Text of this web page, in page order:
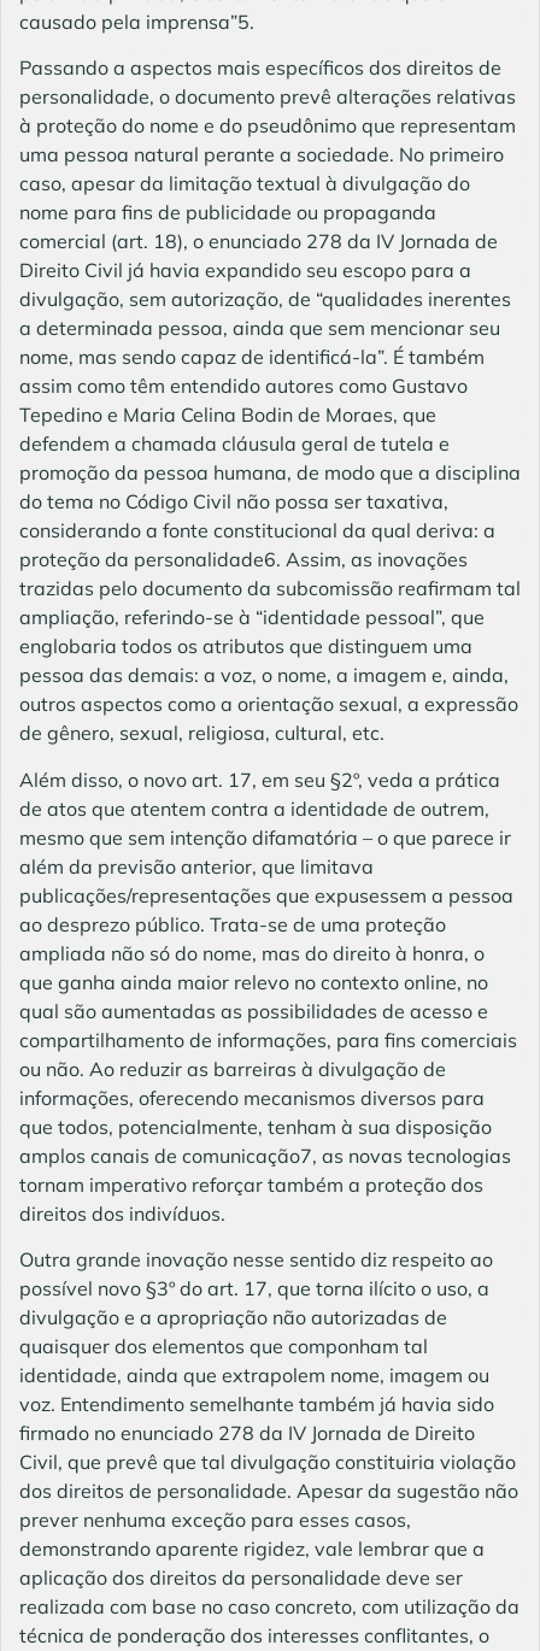
causado pela imprensa”5.
Passando a aspectos mais específicos dos direitos de
personalidade, o documento prevê alterações relativas
à proteção do nome e do pseudônimo que representam
uma pessoa natural perante a sociedade. No primeiro
caso, apesar da limitação textual à divulgação do
nome para fins de publicidade ou propaganda
comercial (art. 18), o enunciado 278 da IV Jornada de
Direito Civil já havia expandido seu escopo para a
divulgação, sem autorização, de “qualidades inerentes
a determinada pessoa, ainda que sem mencionar seu
nome, mas sendo capaz de identificá-la”. É também
assim como têm entendido autores como Gustavo
Tepedino e Maria Celina Bodin de Moraes, que
defendem a chamada cláusula geral de tutela e
promoção da pessoa humana, de modo que a disciplina
do tema no Código Civil não possa ser taxativa,
considerando a fonte constitucional da qual deriva: a
proteção da personalidade6. Assim, as inovações
trazidas pelo documento da subcomissão reafirmam tal
ampliação, referindo-se à “identidade pessoal”, que
englobaria todos os atributos que distinguem uma
pessoa das demais: a voz, o nome, a imagem e, ainda,
outros aspectos como a orientação sexual, a expressão
de gênero, sexual, religiosa, cultural, etc.
Além disso, o novo art. 17, em seu §2º, veda a prática
de atos que atentem contra a identidade de outrem,
mesmo que sem intenção difamatória – o que parece ir
além da previsão anterior, que limitava
publicações/representações que expusessem a pessoa
ao desprezo público. Trata-se de uma proteção
ampliada não só do nome, mas do direito à honra, o
que ganha ainda maior relevo no contexto online, no
qual são aumentadas as possibilidades de acesso e
compartilhamento de informações, para fins comerciais
ou não. Ao reduzir as barreiras à divulgação de
informações, oferecendo mecanismos diversos para
que todos, potencialmente, tenham à sua disposição
amplos canais de comunicação7, as novas tecnologias
tornam imperativo reforçar também a proteção dos
direitos dos indivíduos.
Outra grande inovação nesse sentido diz respeito ao
possível novo §3º do art. 17, que torna ilícito o uso, a
divulgação e a apropriação não autorizadas de
quaisquer dos elementos que componham tal
identidade, ainda que extrapolem nome, imagem ou
voz. Entendimento semelhante também já havia sido
firmado no enunciado 278 da IV Jornada de Direito
Civil, que prevê que tal divulgação constituiria violação
dos direitos de personalidade. Apesar da sugestão não
prever nenhuma exceção para esses casos,
demonstrando aparente rigidez, vale lembrar que a
aplicação dos direitos da personalidade deve ser
realizada com base no caso concreto, com utilização da
técnica de ponderação dos interesses conflitantes, o